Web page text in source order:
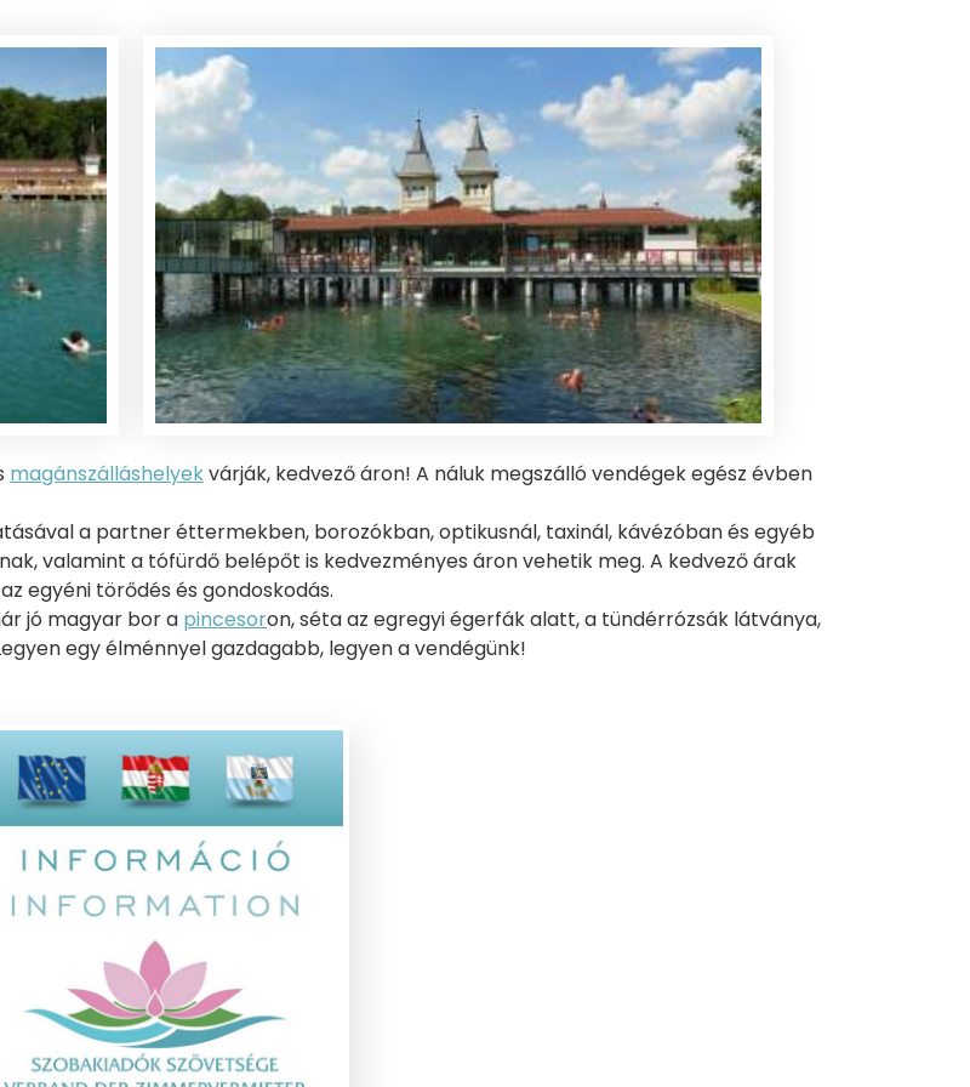
magánszálláshelyekvárják, kedvező áron! A náluk megszálló vendégek egész évben
a partner éttermekben, borozókban, optikusnál, taxinál, kávézóban és egyéb
valamint a tófürdő belépőt is kedvezményes áron vehetik meg. A kedvező árak
egyéni törődés és gondoskodás.
jó magyar bor a pincesoron, séta az egregyi égerfák alatt, a tündérrózsák látványa,
egy élménnyel gazdagabb, legyen a vendégünk!